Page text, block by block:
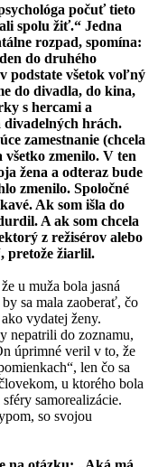
počuť tieto
spolu žiť.“ Jedna
rozpad, spomína:
do druhého
podstate všetok voľný
do divadla, do kina,
s hercami a
divadelných hrách.
zamestnanie (chcela
všetko zmenilo. V ten
žena a odteraz bude
zmenilo. Spoločné
Ak som išla do
A ak som chcela
z režisérov alebo
pretože žiarlil.
u muža bola jasná
sa mala zaoberať, čo
vydatej ženy.
nepatrili do zoznamu,
úprimné veril v to, že
len čo sa
u ktorého bola
samorealizácie.
so svojou